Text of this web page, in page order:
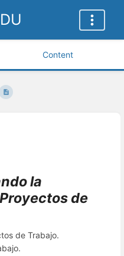
Content
la
de
de Trabajo.